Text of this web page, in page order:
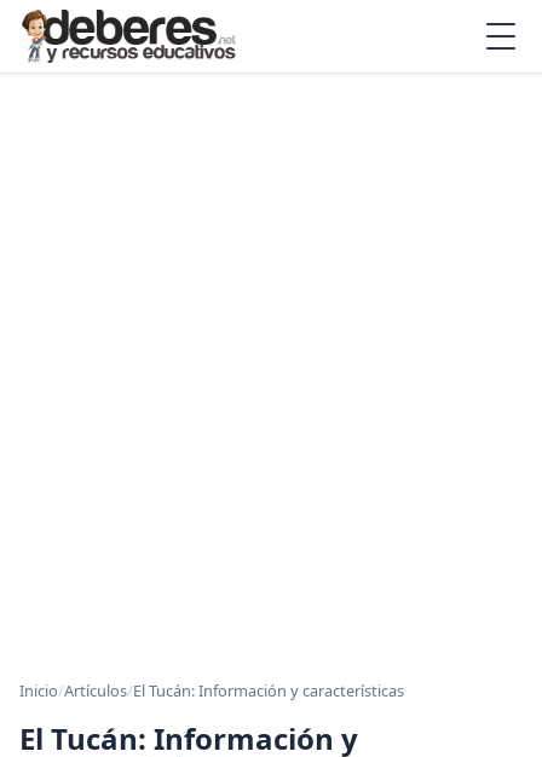
Inicio/Artículos/El Tucán: Información y características
El Tucán: Información y